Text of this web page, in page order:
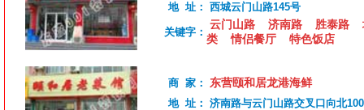
地 址： 西城云门山路145号
关键字：
云门山路 济南路 胜泰路
类
情侣餐厅 特色饭店
商 家： 东营颐和居龙港海鲜
地 址： 济南路与云门山路交叉口向北